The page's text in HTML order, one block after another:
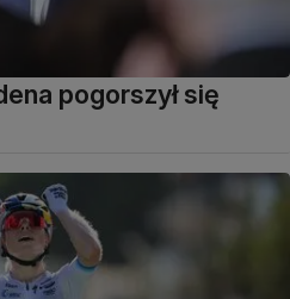
pogorszył się